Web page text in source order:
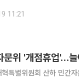
르면, 자문위는 14일 첫
11:21
문위 '개점휴업'…
특별위원회 산하 민간